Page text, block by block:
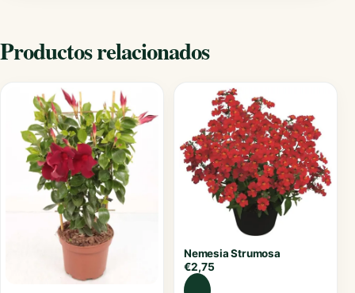
Productos relacionados
Nemesia Strumosa
€2,75